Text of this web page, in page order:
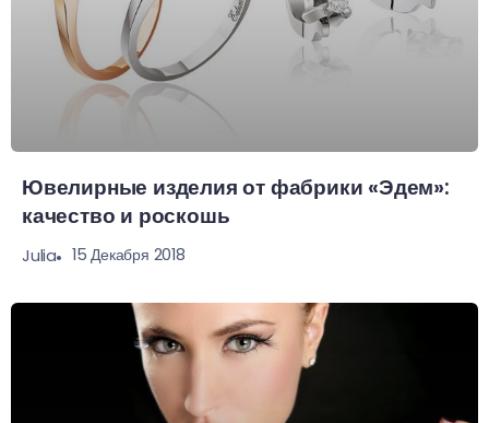
Ювелирные изделия от фабрики «Эдем»:
качество и роскошь
Julia 15 Декабря 2018